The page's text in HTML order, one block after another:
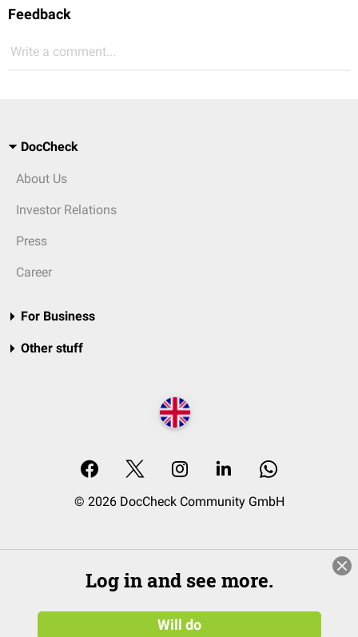
Feedback
Write a comment...
DocCheck
About Us
Investor Relations
Press
Career
For Business
Other stuff
© 2026 DocCheck Community GmbH
Log in and see more.
Will do